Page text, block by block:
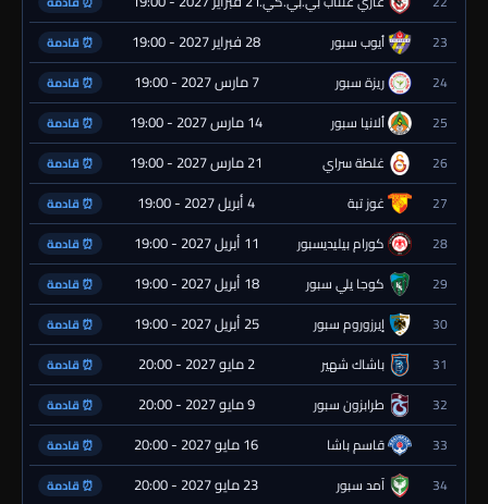
23 أيوب سبور 28 فبراير 2027 - 19:00 ⏰ قادمة
24 ريزة سبور 7 مارس 2027 - 19:00 ⏰ قادمة
25 ألانيا سبور 14 مارس 2027 - 19:00 ⏰ قادمة
26 غلطة سراي 21 مارس 2027 - 19:00 ⏰ قادمة
27 غوز تبة 4 أبريل 2027 - 19:00 ⏰ قادمة
28 كورام بيليديسبور 11 أبريل 2027 - 19:00 ⏰ قادمة
29 كوجا يلي سبور 18 أبريل 2027 - 19:00 ⏰ قادمة
30 إيرزوروم سبور 25 أبريل 2027 - 19:00 ⏰ قادمة
31 باشاك شهير 2 مايو 2027 - 20:00 ⏰ قادمة
32 طرابزون سبور 9 مايو 2027 - 20:00 ⏰ قادمة
33 قاسم باشا 16 مايو 2027 - 20:00 ⏰ قادمة
34 آمد سبور 23 مايو 2027 - 20:00 ⏰ قادمة